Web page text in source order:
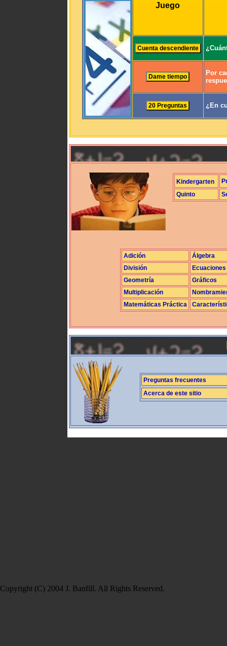
Juego
Por
¿En
Kindergarten
Quinto
Adición
Álgebra
División
Ecuaciones
Geometría
Gráficos
Multiplicación
Matemáticas Práctica
Preguntas frecuentes
Acerca de este sitio
Copyright (C) 2004 J. Banfill. All Rights Reserved.